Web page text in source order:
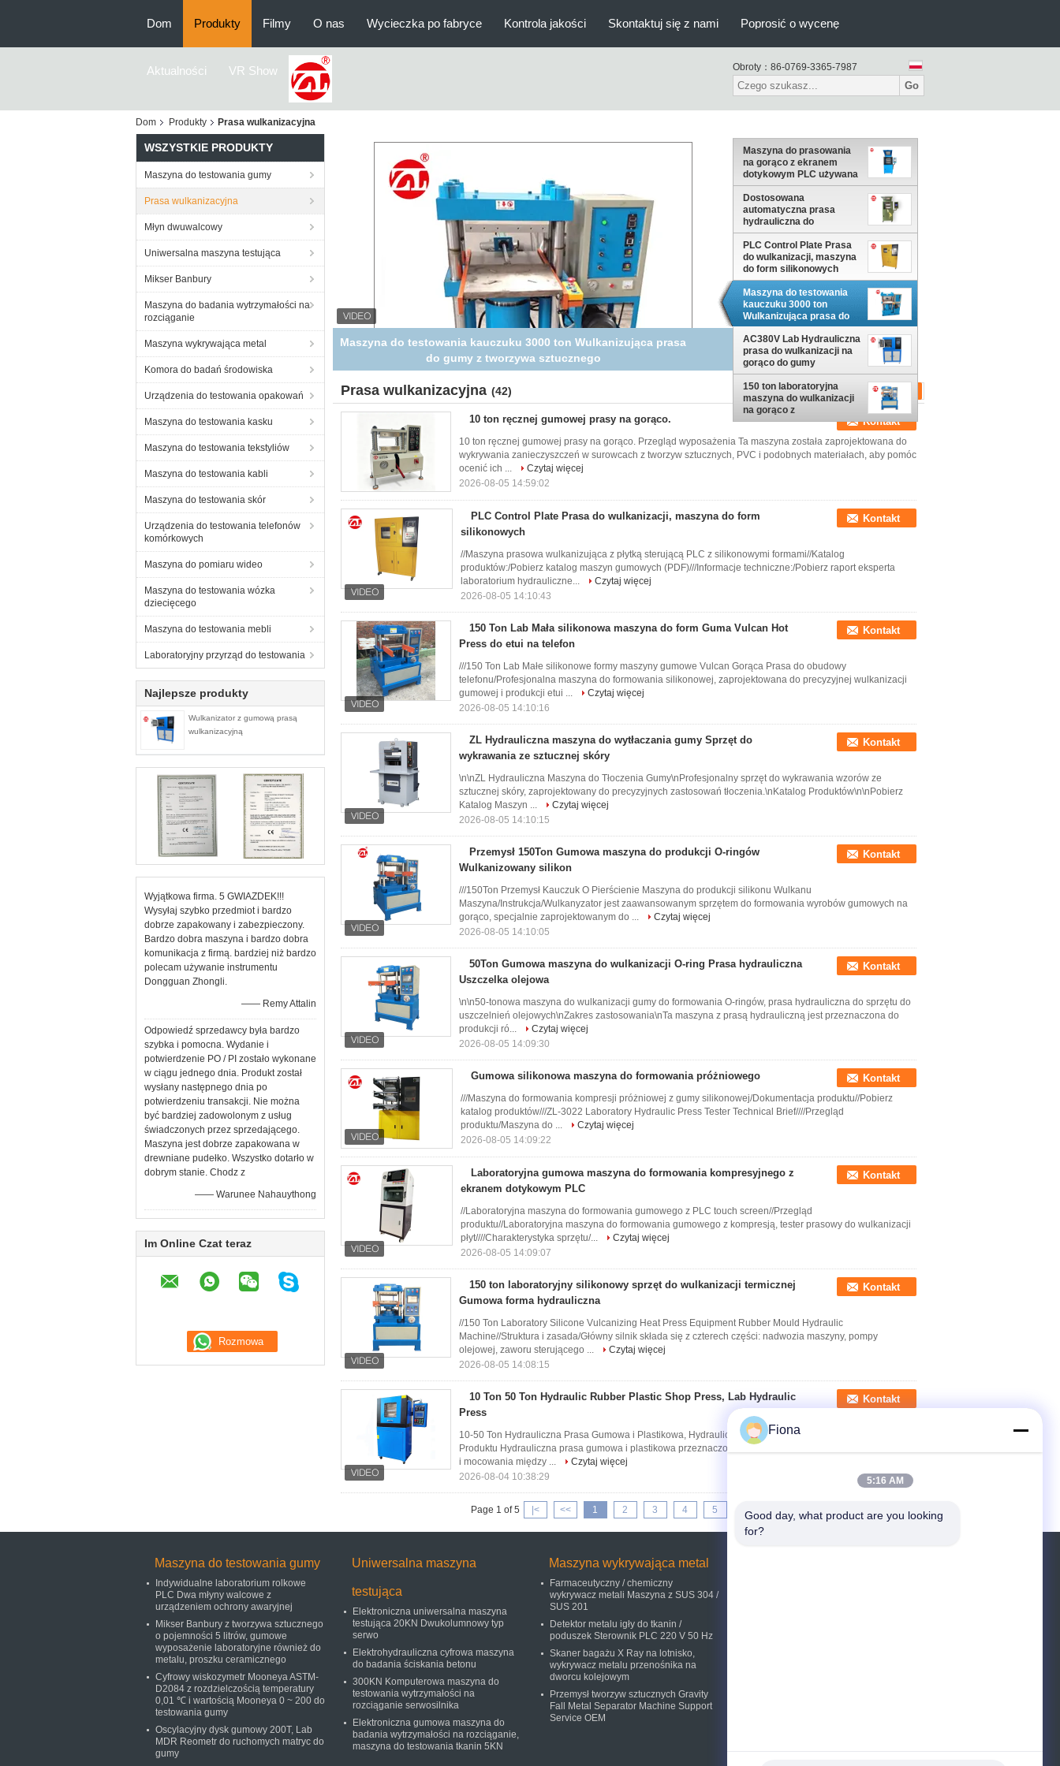
Dom Produkty Filmy O nas Wycieczka po fabryce Kontrola jakości Skontaktuj się z nami Poprosić o wycenę
Aktualności VR Show Obroty： 86-0769-3365-7987
Go
Dom Produkty Prasa wulkanizacyjna
WSZYSTKIE PRODUKTY
Maszyna do testowania gumy
Prasa wulkanizacyjna
Młyn dwuwalcowy
Uniwersalna maszyna testująca
Mikser Banbury
Maszyna do badania wytrzymałości na
rozciąganie
Maszyna wykrywająca metal
Komora do badań środowiska
Urządzenia do testowania opakowań
Maszyna do testowania kasku
Maszyna do testowania tekstyliów
Maszyna do testowania kabli
Maszyna do testowania skór
Urządzenia do testowania telefonów
komórkowych
Maszyna do pomiaru wideo
Maszyna do testowania wózka
dziecięcego
Maszyna do testowania mebli
Laboratoryjny przyrząd do testowania
Najlepsze produkty
Wulkanizator z gumową prasą
wulkanizacyjną
Wyjątkowa firma. 5 GWIAZDEK!!!
Wysyłaj szybko przedmiot i bardzo
dobrze zapakowany i zabezpieczony.
Bardzo dobra maszyna i bardzo dobra
komunikacja z firmą. bardziej niż bardzo
polecam używanie instrumentu
Dongguan Zhongli.
—— Remy Attalin
Odpowiedź sprzedawcy była bardzo
szybka i pomocna. Wydanie i
potwierdzenie PO / PI zostało wykonane
w ciągu jednego dnia. Produkt został
wysłany następnego dnia po
potwierdzeniu transakcji. Nie można
być bardziej zadowolonym z usług
świadczonych przez sprzedającego.
Maszyna jest dobrze zapakowana w
drewniane pudełko. Wszystko dotarło w
dobrym stanie. Chodz z
—— Warunee Nahauythong
Im Online Czat teraz
AC380V Lab Hydrauliczna prasa do wulkanizacji na gorąco do
gumy
Maszyna do prasowania
na gorąco z ekranem
dotykowym PLC używana
w przemyśle gumowym i
tworzyw sztucznych
Dostosowana
automatyczna prasa
hydrauliczna do
wulkanizacji opon w
kolorze zielonym
PLC Control Plate Prasa
do wulkanizacji, maszyna
do form silikonowych
Maszyna do testowania
kauczuku 3000 ton
Wulkanizująca prasa do
gumy z tworzywa
sztucznego
AC380V Lab Hydrauliczna
prasa do wulkanizacji na
gorąco do gumy
150 ton laboratoryjna
maszyna do wulkanizacji
na gorąco z
wyświetlaczem LED
Prasa wulkanizacyjna (42)
10 ton ręcznej gumowej prasy na gorąco. Kontakt
10 ton ręcznej gumowej prasy na gorąco. Przegląd wyposażenia Ta maszyna została zaprojektowana do
wykrywania zanieczyszczeń w surowcach z tworzyw sztucznych, PVC i podobnych materiałach, aby pomóc
ocenić ich ...
Czytaj więcej
2026-08-05 14:59:02
PLC Control Plate Prasa do wulkanizacji, maszyna do form
silikonowych
Kontakt
//Maszyna prasowa wulkanizująca z płytką sterującą PLC z silikonowymi formami//Katalog
produktów:/Pobierz katalog maszyn gumowych (PDF)///Informacje techniczne:/Pobierz raport eksperta
laboratorium hydrauliczne...
Czytaj więcej
2026-08-05 14:10:43
150 Ton Lab Mała silikonowa maszyna do form Guma Vulcan Hot
Press do etui na telefon
Kontakt
///150 Ton Lab Małe silikonowe formy maszyny gumowe Vulcan Gorąca Prasa do obudowy
telefonu/Profesjonalna maszyna do formowania silikonowej, zaprojektowana do precyzyjnej wulkanizacji
gumowej i produkcji etui ...
Czytaj więcej
2026-08-05 14:10:16
ZL Hydrauliczna maszyna do wytłaczania gumy Sprzęt do
wykrawania ze sztucznej skóry
Kontakt
\n\nZL Hydrauliczna Maszyna do Tłoczenia Gumy\nProfesjonalny sprzęt do wykrawania wzorów ze
sztucznej skóry, zaprojektowany do precyzyjnych zastosowań tłoczenia.\nKatalog Produktów\n\nPobierz
Katalog Maszyn ...
Czytaj więcej
2026-08-05 14:10:15
Przemysł 150Ton Gumowa maszyna do produkcji O-ringów
Wulkanizowany silikon
Kontakt
///150Ton Przemysł Kauczuk O Pierścienie Maszyna do produkcji silikonu Wulkanu
Maszyna/Instrukcja/Wulkanyzator jest zaawansowanym sprzętem do formowania wyrobów gumowych na
gorąco, specjalnie zaprojektowanym do ...
Czytaj więcej
2026-08-05 14:10:05
50Ton Gumowa maszyna do wulkanizacji O-ring Prasa hydrauliczna
Uszczelka olejowa
Kontakt
\n\n50-tonowa maszyna do wulkanizacji gumy do formowania O-ringów, prasa hydrauliczna do sprzętu do
uszczelnień olejowych\nZakres zastosowania\nTa maszyna z prasą hydrauliczną jest przeznaczona do
produkcji ró...
Czytaj więcej
2026-08-05 14:09:30
Gumowa silikonowa maszyna do formowania próżniowego Kontakt
///Maszyna do formowania kompresji próżniowej z gumy silikonowej/Dokumentacja produktu//Pobierz
katalog produktów///ZL-3022 Laboratory Hydraulic Press Tester Technical Brief////Przegląd
produktu/Maszyna do ...
Czytaj więcej
2026-08-05 14:09:22
Laboratoryjna gumowa maszyna do formowania kompresyjnego z
ekranem dotykowym PLC
Kontakt
//Laboratoryjna maszyna do formowania gumowego z PLC touch screen//Przegląd
produktu//Laboratoryjna maszyna do formowania gumowego z kompresją, tester prasowy do wulkanizacji
płyt////Charakterystyka sprzętu/...
Czytaj więcej
2026-08-05 14:09:07
150 ton laboratoryjny silikonowy sprzęt do wulkanizacji termicznej
Gumowa forma hydrauliczna
Kontakt
//150 Ton Laboratory Silicone Vulcanizing Heat Press Equipment Rubber Mould Hydraulic
Machine//Struktura i zasada/Główny silnik składa się z czterech części: nadwozia maszyny, pompy
olejowej, zaworu sterującego ...
Czytaj więcej
2026-08-05 14:08:15
10 Ton 50 Ton Hydraulic Rubber Plastic Shop Press, Lab Hydraulic
Press
Kontakt
10-50 Ton Hydrauliczna Prasa Gumowa i Plastikowa, Hydrauliczna Prasa Laboratoryjna Przegląd
Produktu Hydrauliczna prasa gumowa i plastikowa przeznaczona jest do umieszczania form odlewniczych
i mocowania między ...
Czytaj więcej
2026-08-04 10:38:29
Page 1 of 5 |< << 1 2 3 4 5 >> >|
Maszyna do testowania gumy
Indywidualne laboratorium rolkowe
PLC Dwa młyny walcowe z
urządzeniem ochrony awaryjnej
Mikser Banbury z tworzywa sztucznego
o pojemności 5 litrów, gumowe
wyposażenie laboratoryjne również do
metalu, proszku ceramicznego
Cyfrowy wiskozymetr Mooneya ASTM-
D2084 z rozdzielczością temperatury
0,01 ℃ i wartością Mooneya 0 ~ 200 do
testowania gumy
Oscylacyjny dysk gumowy 200T, Lab
MDR Reometr do ruchomych matryc do
gumy
Uniwersalna maszyna
testująca
Elektroniczna uniwersalna maszyna
testująca 20KN Dwukolumnowy typ
serwo
Elektrohydrauliczna cyfrowa maszyna
do badania ściskania betonu
300KN Komputerowa maszyna do
testowania wytrzymałości na
rozciąganie serwosilnika
Elektroniczna gumowa maszyna do
badania wytrzymałości na rozciąganie,
maszyna do testowania tkanin 5KN
Maszyna wykrywająca metal
Farmaceutyczny / chemiczny
wykrywacz metali Maszyna z SUS 304 /
SUS 201
Detektor metalu igły do ​​tkanin /
poduszek Sterownik PLC 220 V 50 Hz
Skaner bagażu X Ray na lotnisko,
wykrywacz metalu przenośnika na
dworcu kolejowym
Przemysł tworzyw sztucznych Gravity
Fall Metal Separator Machine Support
Service OEM
Fiona
5:16 AM
Good day, what product are you looking
for?